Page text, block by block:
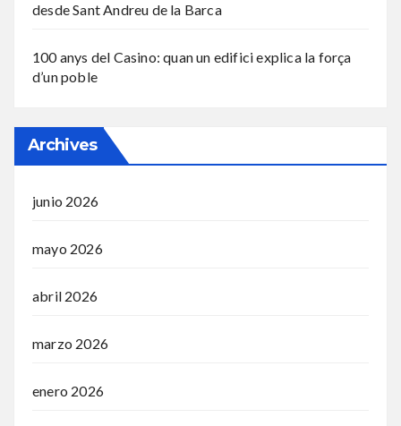
desde Sant Andreu de la Barca
100 anys del Casino: quan un edifici explica la força
d’un poble
Archives
junio 2026
mayo 2026
abril 2026
marzo 2026
enero 2026